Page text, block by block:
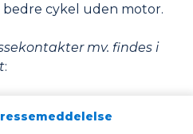
bedre cykel uden motor.
mv. findes i
: